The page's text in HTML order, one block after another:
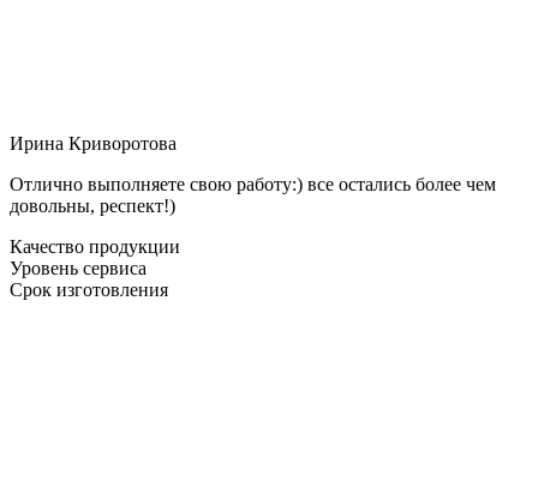
Ирина Криворотова
Отлично выполняете свою работу:) все остались более чем
довольны, респект!)
Качество продукции
Уровень сервиса
Срок изготовления